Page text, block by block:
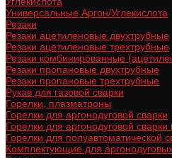
Универсальные Аргон/Углекислота
Резаки
Резаки ацетиленовые двухтрубные
Резаки ацетиленовые трехтрубные
Резаки комбинированные
Резаки пропановые двухтрубные
Резаки пропановые трехтрубные
Рукав для газовой сварки
Горелки, плазматроны
Горелки для аргонодуговой сварки
Горелки для аргонодуговой сварки
Горелки для полуавтоматической
Комплектующие для